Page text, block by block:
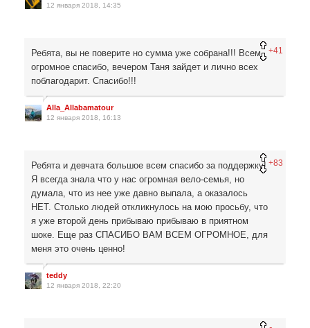
12 января 2018, 14:35
+41
Ребята, вы не поверите но сумма уже собрана!!! Всем
огромное спасибо, вечером Таня зайдет и лично всех
поблагодарит. Спасибо!!!
Alla_Allabamatour
12 января 2018, 16:13
+83
Ребята и девчата большое всем спасибо за поддержку!
Я всегда знала что у нас огромная вело-семья, но
думала, что из нее уже давно выпала, а оказалось
НЕТ. Столько людей откликнулось на мою просьбу, что
я уже второй день прибываю прибываю в приятном
шоке. Еще раз СПАСИБО ВАМ ВСЕМ ОГРОМНОЕ, для
меня это очень ценно!
teddy
12 января 2018, 22:20